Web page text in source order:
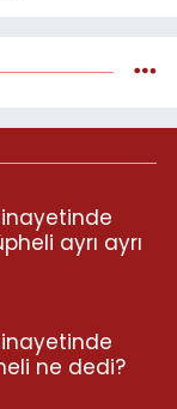
ayrı ayrı
ne dedi?